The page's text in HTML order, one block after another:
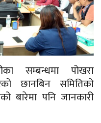
सम्बन्धमा पोखरा
छानबिन समितिको
बारेमा पनि जानकारी